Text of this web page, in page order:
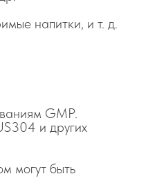
напитки, и т. д.
GMP.
и других
могут быть